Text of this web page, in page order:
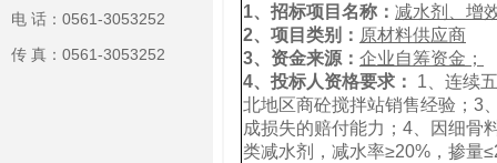
电 话：0561-3053252
传 真：0561-3053252
1、 招标项目名称： 减水剂、增
2、 项目类别： 原材料供应商
3、 资金来源： 企业自筹资金；
4、 投标人资格要求：
1、连续
北地区商砼搅拌站销售经验；3
成损失的赔付能力；4、因细骨
类减水剂，减水率≥20%，掺量